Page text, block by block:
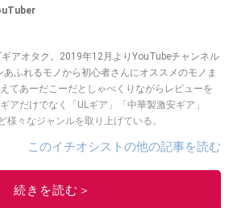
アオタク。2019年12月よりYouTubeチャンネル
あふれるモノから初心者さんにオススメのモノま
てあーだこーだとしゃべくりながらレビューを
アだけでなく「ULギア」「中華製激安ギア」
様々なジャンルを取り上げている。
このイチオシストの他の記事を読む
続きを読む＞